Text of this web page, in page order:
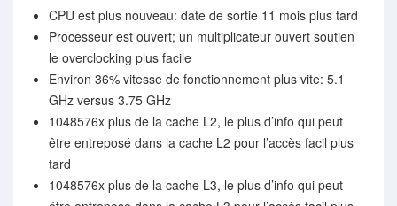
CPU est plus nouveau: date de sortie 11 mois plus tard
Processeur est ouvert; un multiplicateur ouvert soutien
le overclocking plus facile
Environ 36% vitesse de fonctionnement plus vite: 5.1
GHz versus 3.75 GHz
1048576x plus de la cache L2, le plus d’info qui peut
être entreposé dans la cache L2 pour l’accès facil plus
tard
1048576x plus de la cache L3, le plus d’info qui peut